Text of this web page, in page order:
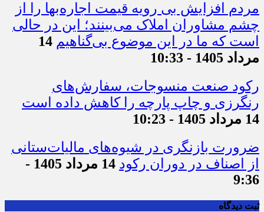
مردم افزایش بی رویه قیمت اجاره‌بها را از
چشم مشاوران املاک می‌بینند؛ این در حالی
است که ما در این موضوع بی‌گناهیم 14
مرداد 1405 - 10:33
رکود صنعت منسوجات، سفارش‌های
رنگرزی و چاپ پارچه را کاهش داده است
14 مرداد 1405 - 10:23
ضرورت بازنگری در شیوه‌های مالیات‌ستانی
از اصناف در دوران رکود
14 مرداد 1405 -
9:36
ثبت دیدگاه